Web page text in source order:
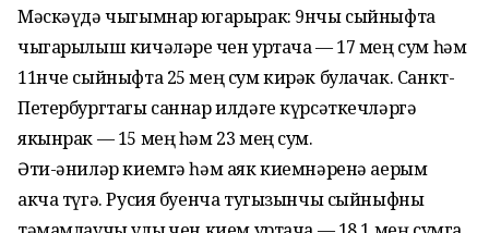
Мәскәүдә чыгымнар югарырак: 9нчы сыйныфта
чыгарылыш кичәләре өчен уртача — 17 мең сум һәм
11нче сыйныфта 25 мең сум кирәк булачак. Санкт-
Петербургтагы саннар илдәге күрсәткечләргә
якынрак — 15 мең һәм 23 мең сум.
Әти-әниләр киемгә һәм аяк киемнәренә аерым
акча түгә. Русия буенча тугызынчы сыйныфны